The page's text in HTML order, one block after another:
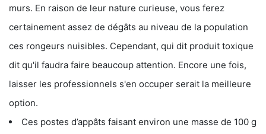
murs. En raison de leur nature curieuse, vous ferez
certainement assez de dégâts au niveau de la population
ces rongeurs nuisibles. Cependant, qui dit produit toxique
dit qu'il faudra faire beaucoup attention. Encore une fois,
laisser les professionnels s'en occuper serait la meilleure
option.
Ces postes d’appâts faisant environ une masse de 100 g